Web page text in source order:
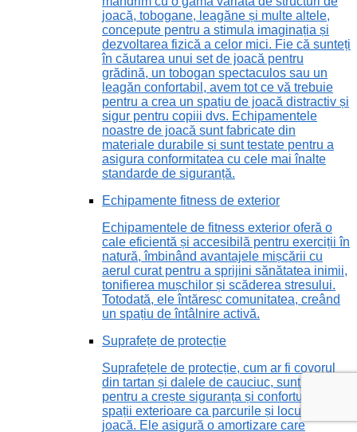
joacă, tobogane, leagăne și multe altele,
concepute pentru a stimula imaginația și
dezvoltarea fizică a celor mici. Fie că sunteți
în căutarea unui set de joacă pentru
grădină, un tobogan spectaculos sau un
leagăn confortabil, avem tot ce vă trebuie
pentru a crea un spațiu de joacă distractiv și
sigur pentru copiii dvs. Echipamentele
noastre de joacă sunt fabricate din
materiale durabile și sunt testate pentru a
asigura conformitatea cu cele mai înalte
standarde de siguranță.
Echipamente fitness de exterior
Echipamentele de fitness exterior oferă o
cale eficientă și accesibilă pentru exerciții în
natură, îmbinând avantajele mișcării cu
aerul curat pentru a sprijini sănătatea inimii,
tonifierea mușchilor și scăderea stresului.
Totodată, ele întăresc comunitatea, creând
un spațiu de întâlnire activă.
Suprafețe de protecție
Suprafețele de protecție, cum ar fi covorul
din tartan și dalele de cauciuc, sunt vitale
pentru a crește siguranța și confortul în
spații exterioare ca parcurile și locurile de
joacă. Ele asigură o amortizare care